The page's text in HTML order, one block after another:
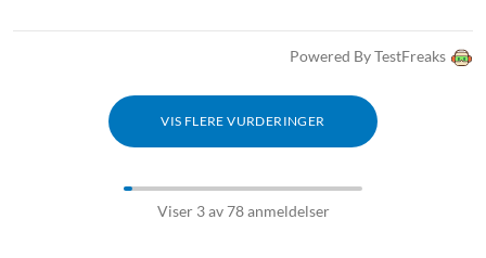
Powered By TestFreaks
VIS FLERE VURDERINGER
Viser 3 av 78 anmeldelser